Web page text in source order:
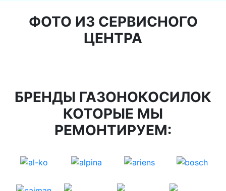
ФОТО ИЗ СЕРВИСНОГО
ЦЕНТРА
БРЕНДЫ ГАЗОНОКОСИЛОК
КОТОРЫЕ МЫ
РЕМОНТИРУЕМ: